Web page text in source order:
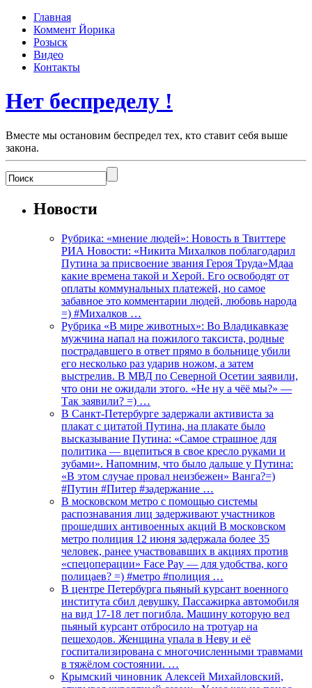
Главная
Коммент Йорика
Розыск
Видео
Контакты
Нет беспределу !
Вместе мы остановим беспредел тех, кто ставит себя выше
закона.
Новости
Рубрика: «мнение людей»: Новость в Твиттере
РИА Новости: «Никита Михалков поблагодарил
Путина за присвоение звания Героя Труда»Мдаа
какие времена такой и Херой. Его освободят от
оплаты коммунальных платежей, но самое
забавное это комментарии людей, любовь народа
=) #Михалков …
Рубрика «В мире животных»: Во Владикавказе
мужчина напал на пожилого таксиста, родные
пострадавшего в ответ прямо в больнице убили
его несколько раз ударив ножом, а затем
выстрелив. В МВД по Северной Осетии заявили,
что они не ожидали этого. «Не ну а чёё мы?» —
Так заявили? =) …
В Санкт-Петербурге задержали активиста за
плакат с цитатой Путина, на плакате было
высказывание Путина: «Самое страшное для
политика — вцепиться в свое кресло руками и
зубами». Напомним, что было дальше у Путина:
«В этом случае провал неизбежен» Ванга?=)
#Путин #Питер #задержание …
В московском метро с помощью системы
распознавания лиц задерживают участников
прошедших антивоенных акций В московском
метро полиция 12 июня задержала более 35
человек, ранее участвовавших в акциях против
«спецоперации» Face Pay — для удобства, кого
полицаев? =) #метро #полиция …
В центре Петербурга пьяный курсант военного
института сбил девушку. Пассажирка автомобиля
на вид 17-18 лет погибла. Машину которую вел
пьяный курсант отбросило на тротуар на
пешеходов. Женщина упала в Неву и её
госпитализирована с многочисленными травмами
в тяжёлом состоянии. …
Крымский чиновник Алексей Михайловский,